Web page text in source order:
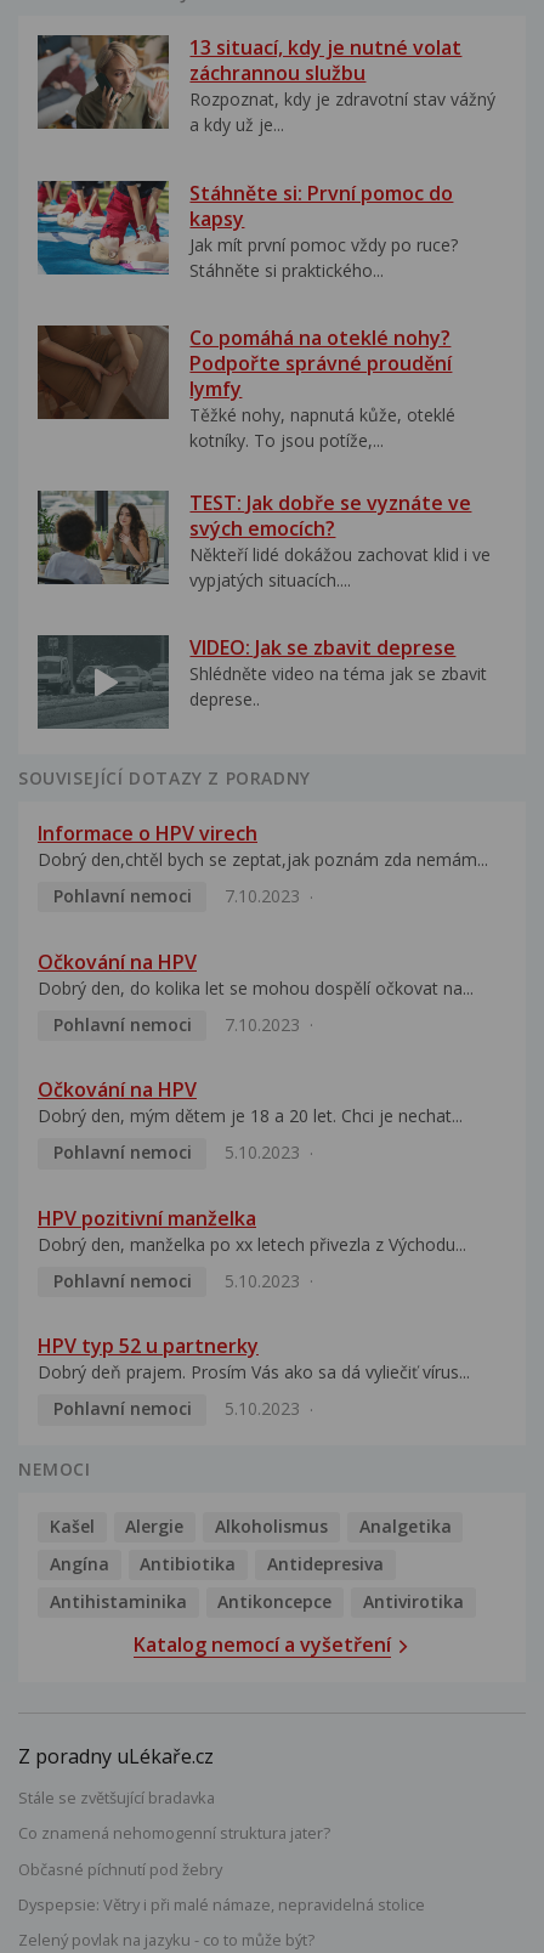
13 situací, kdy je nutné volat
záchrannou službu
Rozpoznat, kdy je zdravotní stav vážný
a kdy už je...
Stáhněte si: První pomoc do
kapsy
Jak mít první pomoc vždy po ruce?
Stáhněte si praktického...
Co pomáhá na oteklé nohy?
Podpořte správné proudění
lymfy
Těžké nohy, napnutá kůže, oteklé
kotníky. To jsou potíže,...
TEST: Jak dobře se vyznáte ve
svých emocích?
Někteří lidé dokážou zachovat klid i ve
vypjatých situacích....
VIDEO: Jak se zbavit deprese
Shlédněte video na téma jak se zbavit
deprese..
SOUVISEJÍCÍ DOTAZY Z PORADNY
Informace o HPV virech
Dobrý den,chtěl bych se zeptat,jak poznám zda nemám...
Pohlavní nemoci
7.10.2023
Očkování na HPV
Dobrý den, do kolika let se mohou dospělí očkovat na...
Pohlavní nemoci
7.10.2023
Očkování na HPV
Dobrý den, mým dětem je 18 a 20 let. Chci je nechat...
Pohlavní nemoci
5.10.2023
HPV pozitivní manželka
Dobrý den, manželka po xx letech přivezla z Východu...
Pohlavní nemoci
5.10.2023
HPV typ 52 u partnerky
Dobrý deň prajem. Prosím Vás ako sa dá vyliečiť vírus...
Pohlavní nemoci
5.10.2023
NEMOCI
Kašel Alergie Alkoholismus
Analgetika
Angína
Antibiotika
Antidepresiva
Antihistaminika
Antikoncepce Antivirotika
Katalog nemocí a vyšetření
Z poradny uLékaře.cz
Stále se zvětšující bradavka
Co znamená nehomogenní struktura jater?
Občasné píchnutí pod žebry
Dyspepsie: Větry i při malé námaze, nepravidelná stolice
Zelený povlak na jazyku - co to může být?